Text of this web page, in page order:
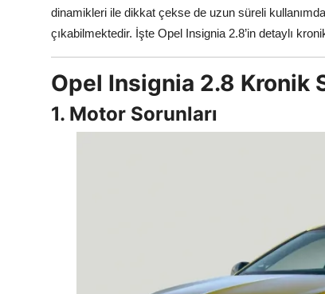
Multimedya & Elektronik
dinamikleri ile dikkat çekse de uzun süreli
çıkabilmektedir. İşte Opel Insignia 2.8’in detaylı
Opel Insignia 2.8 Kronik
1. Motor Sorunları